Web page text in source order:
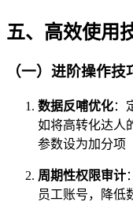
五、高效使用
（一）进阶操作技
数据反哺优化：
如将高转化达人
参数设为加分项
周期性权限审计
员工账号，降低